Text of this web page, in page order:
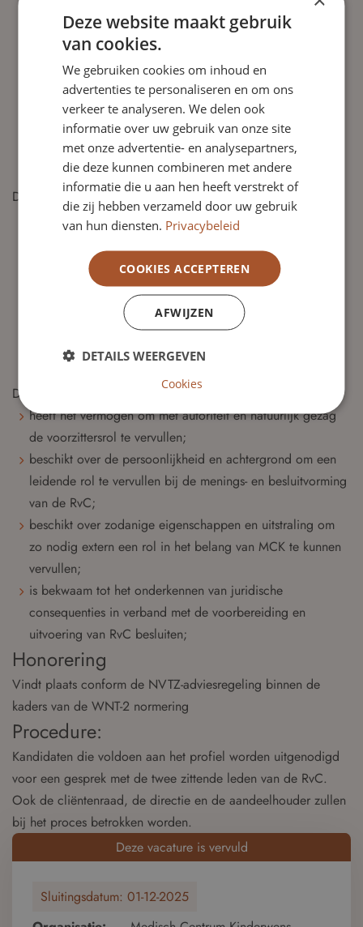
inspireert de andere commissarissen en het bestuur;
is communicatief vaardig, positief kritisch ingesteld en in
staat de directie gevraagd en ongevraagd van advies te
voorzien en als klankbord op te treden;
is integer en heeft verantwoordelijkheidsgevoel;
beschikt over voldoende tijd om het commissariaat
adequaat en naar behoren te kunnen vervullen.
beheerst de Engelse taal zowel in woord als geschrift
De commissaris met kennisgebied financiën
beschikt over ruime ervaring met financiële
heeft kennis van de financiering van de zorg en volgt
ontwikkelingen hierin;
is op de hoogte van relevante fiscale en
vennootschappelijke wet- en regelgeving
heeft kennis en ervaring in de omgang met buitenlandse
De voorzitter
heeft het vermogen om met autoriteit en natuurlijk gezag
de voorzittersrol te vervullen;
beschikt over de persoonlijkheid en achtergrond om een
leidende rol te vervullen bij de menings- en besluitvorming
van de RvC;
beschikt over zodanige eigenschappen en uitstraling om
zo nodig extern een rol in het belang van MCK te kunnen
vervullen;
is bekwaam tot het onderkennen van juridische
consequenties in verband met de voorbereiding en
uitvoering van RvC besluiten;
Honorering
Vindt plaats conform de NVTZ-adviesregeling binnen de
kaders van de WNT-2 normering
Procedure:
Kandidaten die voldoen aan het profiel worden uitgenodigd
voor een gesprek met de twee zittende leden van de RvC.
Ook de cliëntenraad, de directie en de aandeelhouder zullen
bij het proces betrokken worden.
Deze vacature is vervuld
Sluitingsdatum: 01-12-2025
Deze website maakt gebruik
van cookies.
We gebruiken cookies om inhoud en
advertenties te personaliseren en om ons
verkeer te analyseren. We delen ook
informatie over uw gebruik van onze site
met onze advertentie- en analysepartners,
die deze kunnen combineren met andere
informatie die u aan hen heeft verstrekt of
die zij hebben verzameld door uw gebruik
van hun diensten. Privacybeleid
COOKIES ACCEPTEREN
AFWIJZEN
DETAILS WEERGEVEN
Cookies